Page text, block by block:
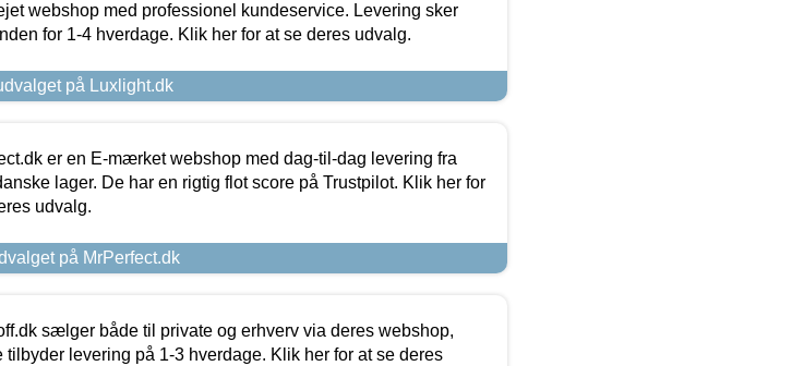
webshop med professionel kundeservice. Levering sker
for 1-4 hverdage. Klik her for at se deres udvalg.
på Luxlight.dk
er en E-mærket webshop med dag-til-dag levering fra
lager. De har en rigtig flot score på Trustpilot. Klik her for
udvalg.
på MrPerfect.dk
sælger både til private og erhverv via deres webshop,
tilbyder levering på 1-3 hverdage. Klik her for at se deres